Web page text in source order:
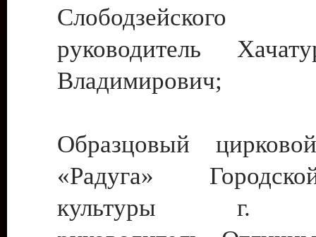
руководитель
Владимирович;
Образцовый
«Радуга»
культуры г.